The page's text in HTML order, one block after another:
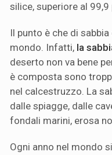
silice, superiore al 99,9
Il punto è che di sabbia
mondo. Infatti, la
deserto non va bene
è composta sono
nel calcestruzzo. La
dalle spiagge, dalle
fondali marini, erosa
Ogni anno nel mondo